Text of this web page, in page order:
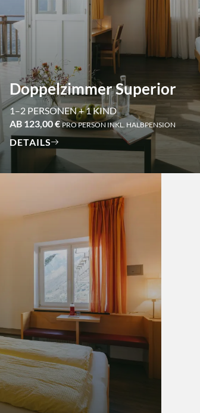
Doppelzimmer Superior
1–2 PERSONEN + 1 KIND
AB 123,00 €PRO PERSON INKL. HALBPENSION
DETAILS